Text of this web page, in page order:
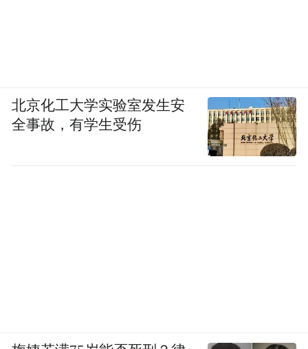
北京化工大学实验室发生安
全事故，有学生受伤